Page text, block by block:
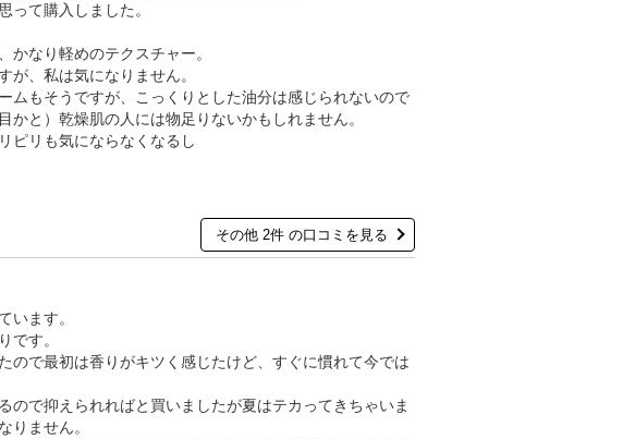
って購入しました。
かなり軽めのテクスチャー。
が、私は気になりません。
ムもそうですが、こっくりとした油分は感じられないので
かと）乾燥肌の人には物足りないかもしれません。
ピリも気にならなくなるし
その他 2件 の口コミを見る
います。
です。
ので最初は香りがキツく感じたけど、すぐに慣れて今では
ので抑えられればと買いましたが夏はテカってきちゃいま
りません。